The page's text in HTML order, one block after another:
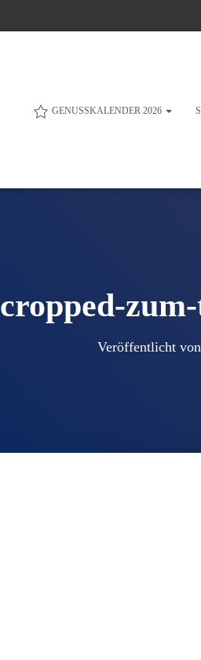
GENUSSKALENDER 2026
cropped-
Veröffentlicht von